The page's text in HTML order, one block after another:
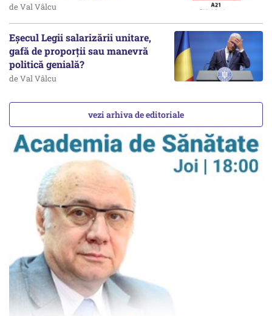
de Val Vâlcu
Eșecul Legii salarizării unitare,
gafă de proporții sau manevră
politică genială?
de Val Vâlcu
vezi arhiva de editoriale